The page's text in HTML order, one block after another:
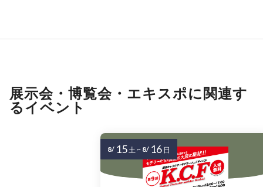
展示会・博覧会・エキスポに関連す
るイベント
8/ 15土~ 8/ 16 日